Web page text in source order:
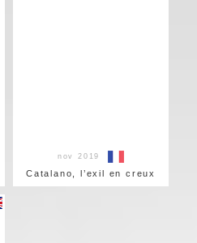
nov 2019
Catalano, l’exil en creux